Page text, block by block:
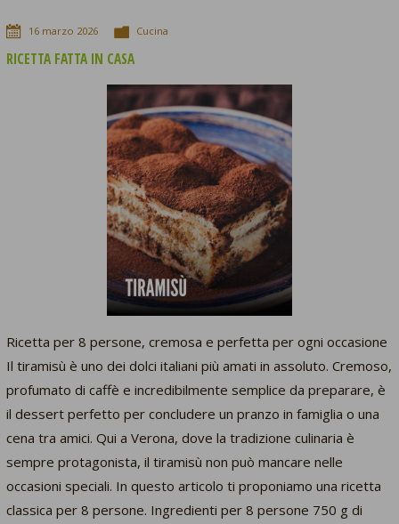
16 marzo 2026 Cucina
RICETTA FATTA IN CASA
Ricetta per 8 persone, cremosa e perfetta per ogni occasione
Il tiramisù è uno dei dolci italiani più amati in assoluto. Cremoso,
profumato di caffè e incredibilmente semplice da preparare, è
il dessert perfetto per concludere un pranzo in famiglia o una
cena tra amici. Qui a Verona, dove la tradizione culinaria è
sempre protagonista, il tiramisù non può mancare nelle
occasioni speciali. In questo articolo ti proponiamo una ricetta
classica per 8 persone. Ingredienti per 8 persone 750 g di